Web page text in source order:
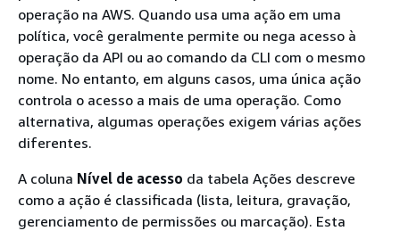
operação na AWS. Quando usa uma ação em uma
política, você geralmente permite ou nega acesso à
operação da API ou ao comando da CLI com o mesmo
nome. No entanto, em alguns casos, uma única ação
controla o acesso a mais de uma operação. Como
alternativa, algumas operações exigem várias ações
diferentes.
A coluna Nível de acesso da tabela Ações descreve
como a ação é classificada (lista, leitura, gravação,
gerenciamento de permissões ou marcação). Esta